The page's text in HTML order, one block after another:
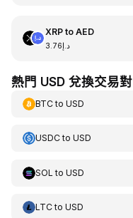
XRPto AED
د.إ3.76
熱門 USD 兌換交易對
BTCto USD
USDCto USD
SOL to USD
LTCto USD